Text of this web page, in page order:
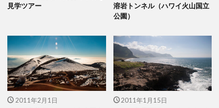
見学ツアー
溶岩トンネル（ハワイ火山国立
公園）
2011年2月1日 2011年1月15日